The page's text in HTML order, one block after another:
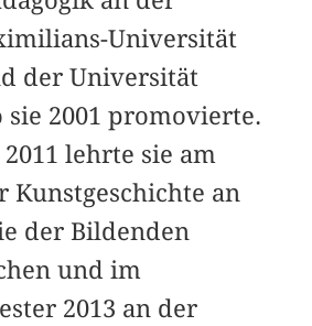
Universität
der Universität
sie 2001 promovierte.
lehrte sie am
Kunstgeschichte an
der Bildenden
und im
2013 an der